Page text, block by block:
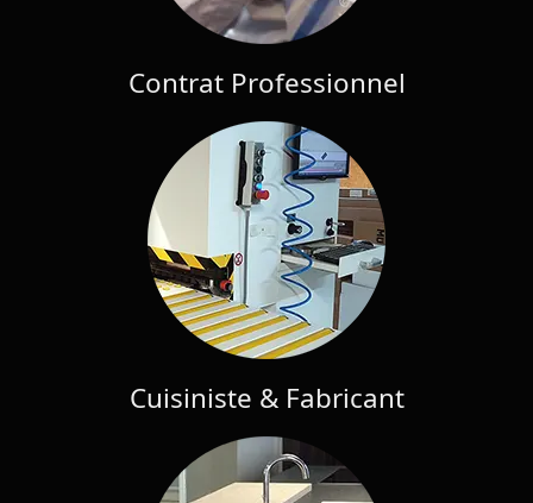
Contrat Professionnel
Cuisiniste & Fabricant